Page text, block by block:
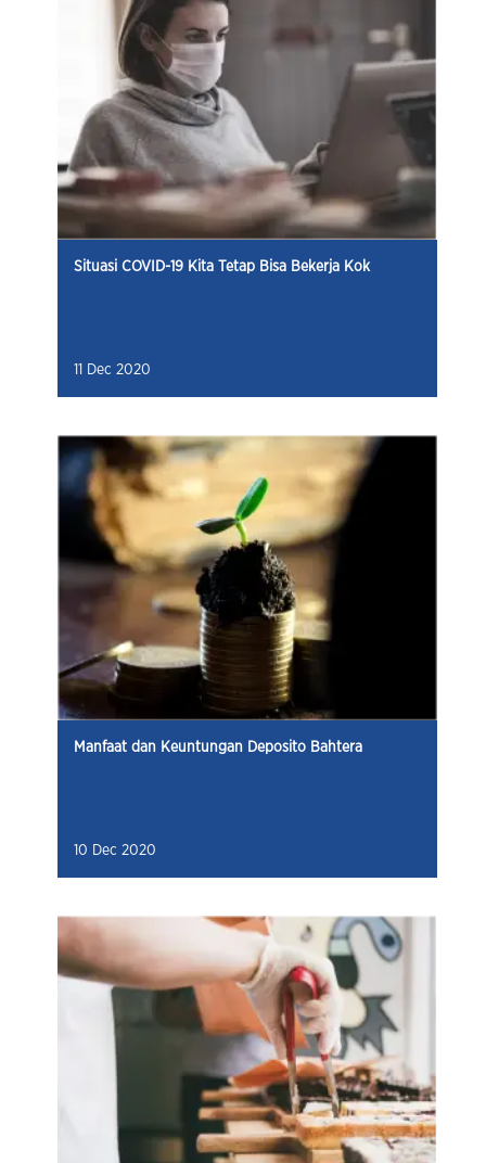
Situasi COVID-19 Kita Tetap Bisa Bekerja Kok
11 Dec 2020
Manfaat dan Keuntungan Deposito Bahtera
10 Dec 2020